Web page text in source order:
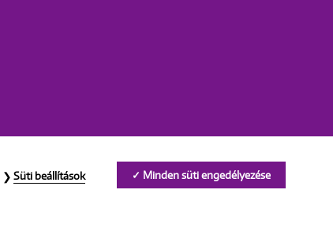
Minden süti engedélyezése
Süti beállítások